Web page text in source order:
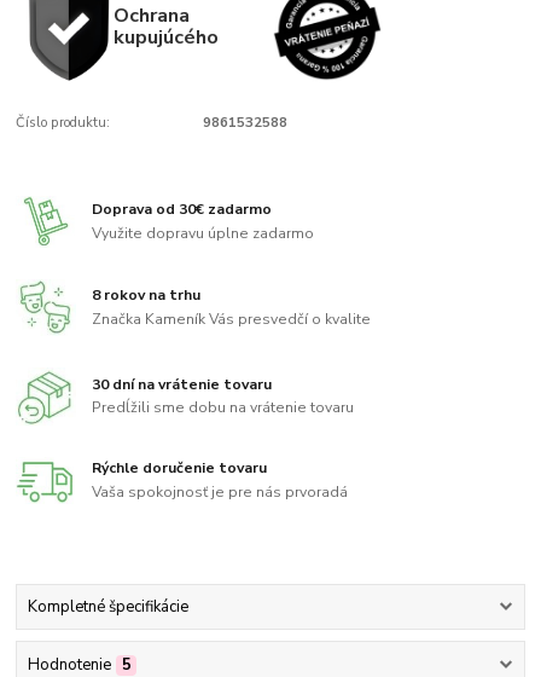
Ochrana
kupujúcého
Číslo produktu: 9861532588
Doprava od 30€ zadarmo
Využite dopravu úplne zadarmo
8 rokov na trhu
Značka Kameník Vás presvedčí o kvalite
30 dní na vrátenie tovaru
Predĺžili sme dobu na vrátenie tovaru
Rýchle doručenie tovaru
Vaša spokojnosť je pre nás prvoradá
Kompletné špecifikácie
Hodnotenie 5